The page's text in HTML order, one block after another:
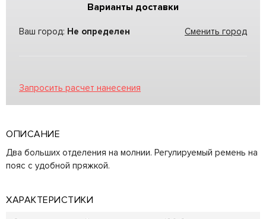
Варианты доставки
Ваш город: Не определен Сменить город
Запросить расчет нанесения
ОПИСАНИЕ
Два больших отделения на молнии. Регулируемый ремень на
пояс с удобной пряжкой.
ХАРАКТЕРИСТИКИ